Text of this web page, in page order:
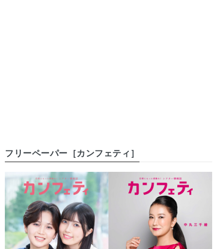
フリーペーパー［カンフェティ］